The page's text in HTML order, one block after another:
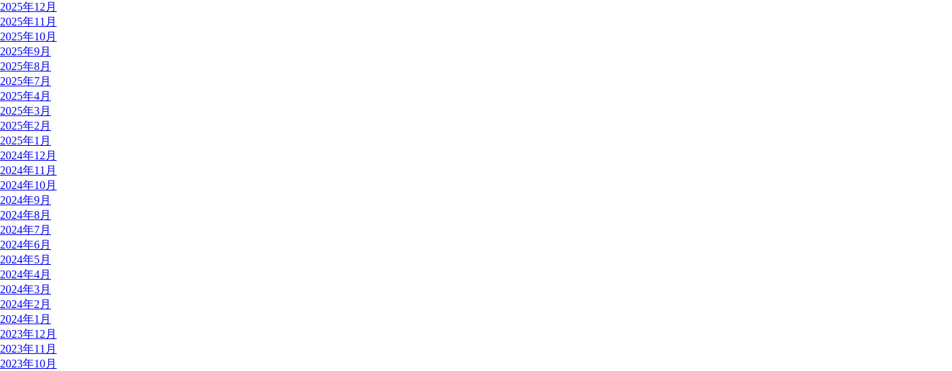
2025年12月
2025年11月
2025年10月
2025年9月
2025年8月
2025年7月
2025年4月
2025年3月
2025年2月
2025年1月
2024年12月
2024年11月
2024年10月
2024年9月
2024年8月
2024年7月
2024年6月
2024年5月
2024年4月
2024年3月
2024年2月
2024年1月
2023年12月
2023年11月
2023年10月